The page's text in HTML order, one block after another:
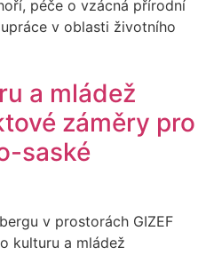
péče o vzácná přírodní
v oblasti životního
a mládež
záměry pro
saské
v prostorách GIZEF
kulturu a mládež